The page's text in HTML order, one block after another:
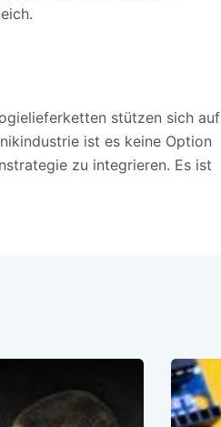
stützen sich auf
ist es keine Option
zu integrieren. Es ist